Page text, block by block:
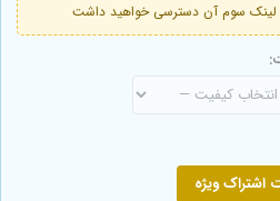
لینک سوم آن دسترسی خواهید داشت
اشتراک ویژه